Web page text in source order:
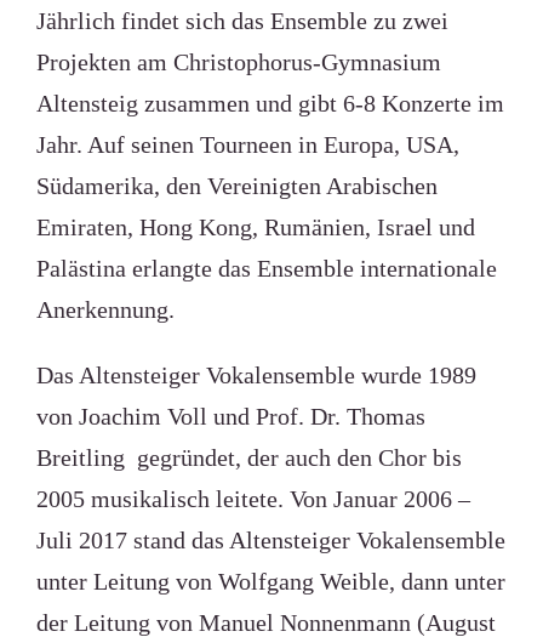
Jährlich findet sich das Ensemble zu zwei
Projekten am Christophorus-Gymnasium
Altensteig zusammen und gibt 6-8 Konzerte im
Jahr. Auf seinen Tourneen in Europa, USA,
Südamerika, den Vereinigten Arabischen
Emiraten, Hong Kong, Rumänien, Israel und
Palästina erlangte das Ensemble internationale
Anerkennung.
Das Altensteiger Vokalensemble wurde 1989
von Joachim Voll und Prof. Dr. Thomas
Breitling gegründet, der auch den Chor bis
2005 musikalisch leitete. Von Januar 2006 –
Juli 2017 stand das Altensteiger Vokalensemble
unter Leitung von Wolfgang Weible, dann unter
der Leitung von Manuel Nonnenmann (August